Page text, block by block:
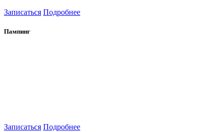
Записаться Подробнее
Пампинг
Записаться Подробнее